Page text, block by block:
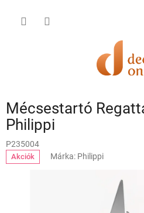
Mécsestartó
Philippi
P235004
Akciók Márka: Philippi